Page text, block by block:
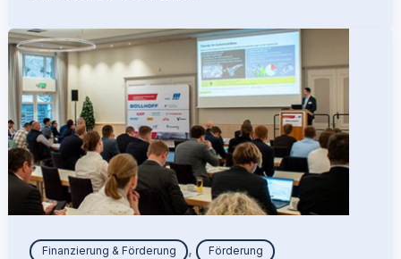
Finanzierung & Förderung , Förderung